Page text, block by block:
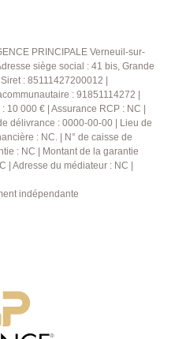
PRINCIPALE Verneuil-sur-
siège social : 41 bis, Grande
: 85111427200012 |
: 91851114272 |
10 000 € | Assurance RCP : NC |
délivrance : 0000-00-00 | Lieu de
: NC. | N° de caisse de
: NC | Montant de la garantie
| Adresse du médiateur : NC |
indépendante